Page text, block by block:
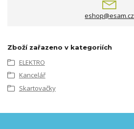
eshop@esam.cz
Zboží zařazeno v kategoriích
ELEKTRO
Kancelář
Skartovačky